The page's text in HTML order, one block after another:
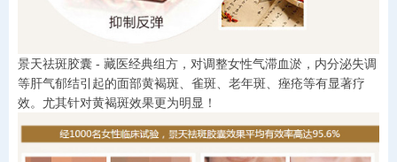
景天祛斑胶囊 - 藏医经典组方，对调整女性气滞血淤，内分泌失调
等肝气郁结引起的面部黄褐斑、雀斑、老年斑、痤疮等有显著疗
效。尤其针对黄褐斑效果更为明显！